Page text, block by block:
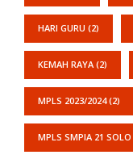
HARI GURU (2)
KEMAH RAYA (2)
MPLS 2023/2024(2)
MPLS SMPIA 21 SOLO